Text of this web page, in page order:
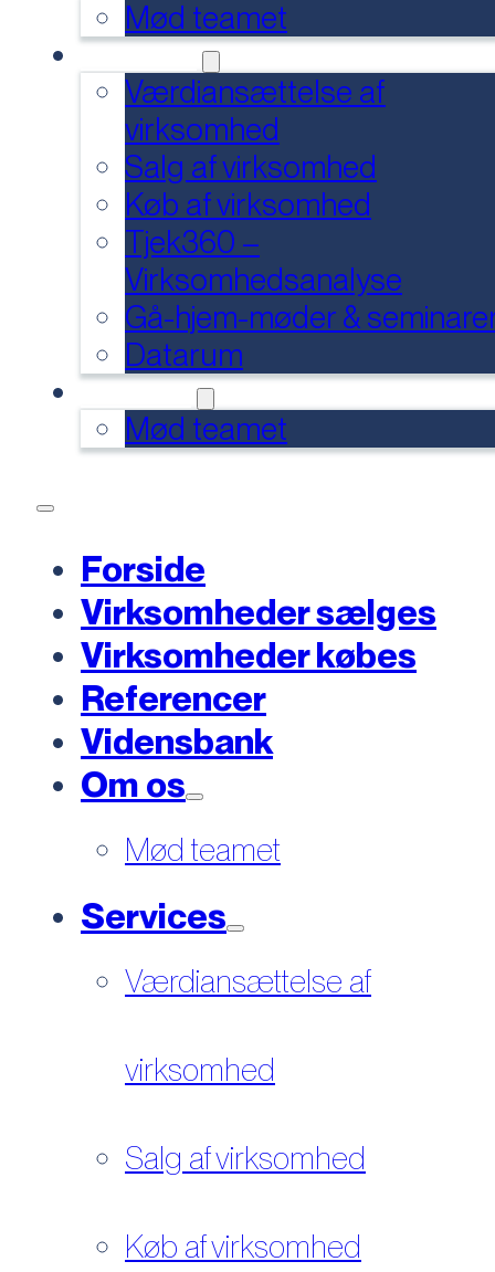
Mød teamet
Værdiansættelse af
virksomhed
Salg af virksomhed
Køb af virksomhed
Tjek360 –
Virksomhedsanalyse
Gå-hjem-møder &
Datarum
Mød teamet
Forside
Virksomheder sælges
Virksomheder købes
Referencer
Vidensbank
Om os
Mød teamet
Services
Værdiansættelse af
virksomhed
Salg af virksomhed
Køb af virksomhed